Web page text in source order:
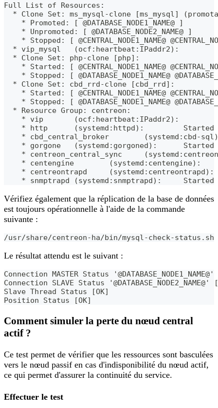
Full List of Resources:
* Clone Set: ms_mysql-clone [ms_mysql]
    * Promoted: [ @DATABASE_NODE1_NAME@ ]
    * Unpromoted: [ @DATABASE_NODE2_NAME@ ]
* Stopped: [ @CENTRAL_NODE1_NAME@
* vip_mysql   (ocf:heartbeat:IPaddr2):
  * Clone Set: php-clone [php]:
* Started: [ @CENTRAL_NODE1_NAME@
* Stopped: [ @DATABASE_NODE1_NAME@
  * Clone Set: cbd_rrd-clone [cbd_rrd]:
* Started: [ @CENTRAL_NODE1_NAME@
* Stopped: [ @DATABASE_NODE1_NAME@
  * Resource Group: centreon:
* vip       (ocf:heartbeat:IPaddr2):
* http      (systemd:httpd):         Started
* cbd_central_broker        (systemd:cbd-
* gorgone   (systemd:gorgoned):      Started
* centreon_central_sync
* centengine        (systemd:centengine):
* centreontrapd
* snmptrapd (systemd:snmptrapd):     Started
Vérifiez également que la réplication de la base de données
est toujours opérationnelle à l'aide de la commande
suivante :
/usr/share/centreon-ha/bin/mysql-check-status.sh
Le résultat attendu est le suivant :
Connection MASTER Status
Connection SLAVE Status '@DATABASE_NODE2_NAME@'
Slave Thread Status [OK]
Position Status [OK]
Comment simuler la perte du nœud central
actif ?
Ce test permet de vérifier que les ressources sont basculées
vers le nœud passif en cas d'indisponibilité du nœud actif,
ce qui permet d'assurer la continuité du service.
Effectuer le test